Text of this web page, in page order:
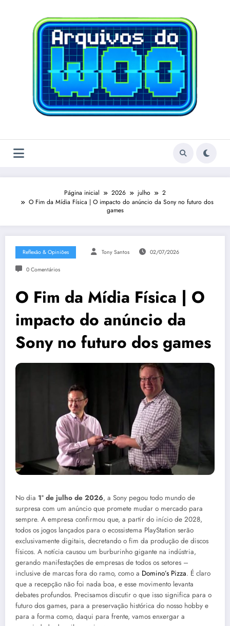
Página inicial 2026 julho
2
O Fim da Mídia Física | O impacto do anúncio da Sony no futuro dos
games
Reflexão & Opiniões Tony Santos 02/07/2026
0 Comentários
O Fim da Mídia Física | O
impacto do anúncio da
Sony no futuro dos games
No dia 1º de julho de 2026, a Sony pegou todo mundo de
surpresa com um anúncio que promete mudar o mercado para
sempre. A empresa confirmou que, a partir do início de 2028,
todos os jogos lançados para o ecossistema PlayStation serão
exclusivamente digitais, decretando o fim da produção de discos
físicos. A notícia causou um burburinho gigante na indústria,
gerando manifestações de empresas de todos os setores –
inclusive de marcas fora do ramo, como a Domino’s Pizza. É claro
que a recepção não foi nada boa, e esse movimento levanta
debates profundos. Precisamos discutir o que isso significa para o
futuro dos games, para a preservação histórica do nosso hobby e
para a forma como, daqui para frente, vamos enxergar a